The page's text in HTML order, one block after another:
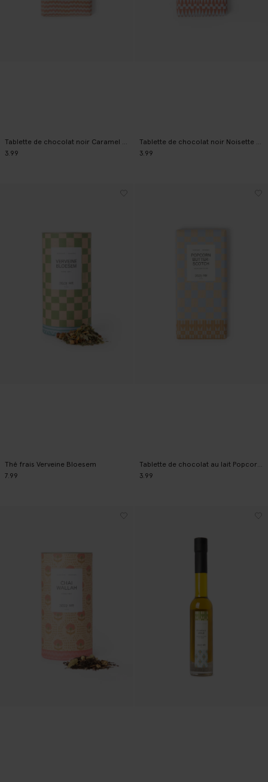
Tablette de chocolat noir Caramel Sel de mer
3.99
Tablette de chocolat noir Noisette Pistache
3.99
Thé frais Verveine Bloesem
7.99
Tablette de chocolat au lait Popcorn Butterscotch
3.99